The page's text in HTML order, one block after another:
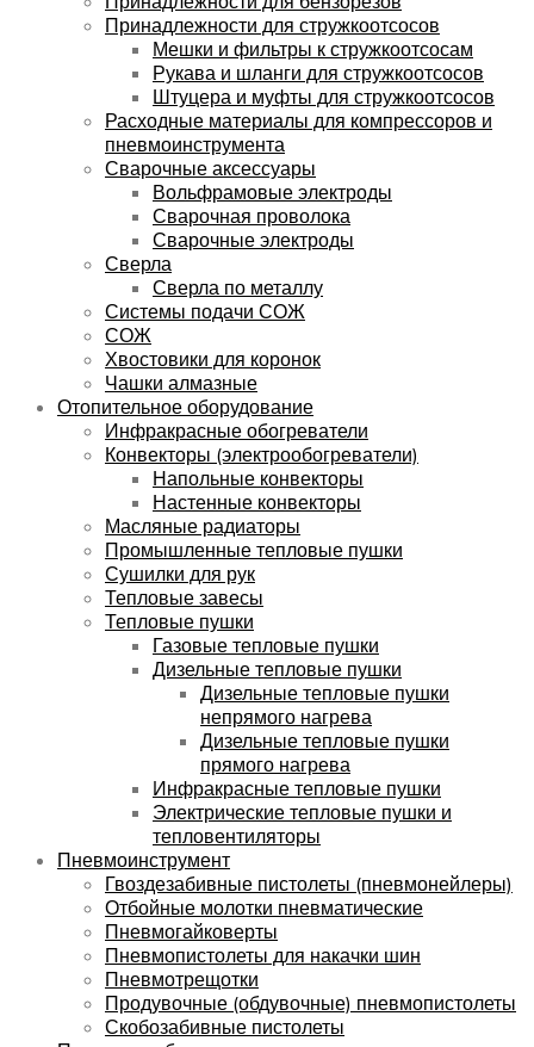
Принадлежности для стружкоотсосов
Мешки и фильтры к стружкоотсосам
Рукава и шланги для стружкоотсосов
Штуцера и муфты для стружкоотсосов
Расходные материалы для компрессоров и
пневмоинструмента
Сварочные аксессуары
Вольфрамовые электроды
Сварочная проволока
Сварочные электроды
Сверла
Сверла по металлу
Системы подачи СОЖ
СОЖ
Хвостовики для коронок
Чашки алмазные
Отопительное оборудование
Инфракрасные обогреватели
Конвекторы (электрообогреватели)
Напольные конвекторы
Настенные конвекторы
Масляные радиаторы
Промышленные тепловые пушки
Сушилки для рук
Тепловые завесы
Тепловые пушки
Газовые тепловые пушки
Дизельные тепловые пушки
Дизельные тепловые пушки
непрямого нагрева
Дизельные тепловые пушки
прямого нагрева
Инфракрасные тепловые пушки
Электрические тепловые пушки и
тепловентиляторы
Пневмоинструмент
Гвоздезабивные пистолеты (пневмонейлеры)
Отбойные молотки пневматические
Пневмогайковерты
Пневмопистолеты для накачки шин
Пневмотрещотки
Продувочные (обдувочные) пневмопистолеты
Скобозабивные пистолеты